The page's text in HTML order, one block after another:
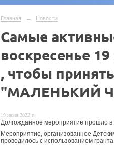
Главная → Новости
Самые
воскресенье
, чтобы
"МАЛЕНЬКИЙ
19 июня 2022 г.
Долгожданное мероприятие прошло в
Мероприятие, организованное
проводилось с использованием